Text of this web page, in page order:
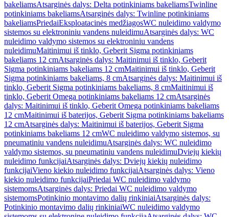
bakeliamsAtsarginės dalys: Delta potinkiniams bakeliamsTwinline
potinkiniams bakeliamsAtsarginės dalys: Twinline potinkiniams
bakeliamsPriedaiEksploatacinės medžiagosWC nuleidimo valdymo
sistemos su elektroniniu vandens nuleidimuAtsarginės dalys: WC
nuleidimo valdymo sistemos su elektroniniu vandens
nuleidimuMaitinimui iš tinklo, Geberit Sigma potinkiniams
bakeliams 12 cmAtsarginės dalys: Maitinimui iš tinklo, Geberit
Sigma potinkiniams bakeliams 12 cmMaitinimui iš tinklo, Geberit
Sigma potinkiniams bakeliams, 8 cmAtsarginės dalys: Maitinimui iš
tinklo, Geberit Sigma potinkiniams bakeliams, 8 cmMaitinimui iš
tinklo, Geberit Omega potinkiniams bakeliams 12 cmAtsarginės
dalys: Maitinimui iš tinklo, Geberit Omega potinkiniams bakeliams
12 cmMaitinimui iš baterijos, Geberit Sigma potinkiniams bakeliams
12 cmAtsarginės dalys: Maitinimui iš baterijos, Geberit Sigma
potinkiniams bakeliams 12 cmWC nuleidimo valdymo sistemos, su
pneumatiniu vandens nuleidimuAtsarginės dalys: WC nuleidimo
valdymo sistemos, su pneumatiniu vandens nuleidimuDviejų kiekių
nuleidimo funkcijaiAtsarginės dalys: Dviejų kiekių nuleidimo
funkcijaiVieno kiekio nuleidimo funkcijaiAtsarginės dalys: Vieno
kiekio nuleidimo funkcijaiPriedai WC nuleidimo valdymo
sistemomsAtsarginės dalys: Priedai WC nuleidimo valdymo
sistemomsPotinkinio montavimo dalių rinkiniaiAtsarginės dalys:
Potinkinio montavimo dalių rinkiniaiWC nuleidimo valdymo